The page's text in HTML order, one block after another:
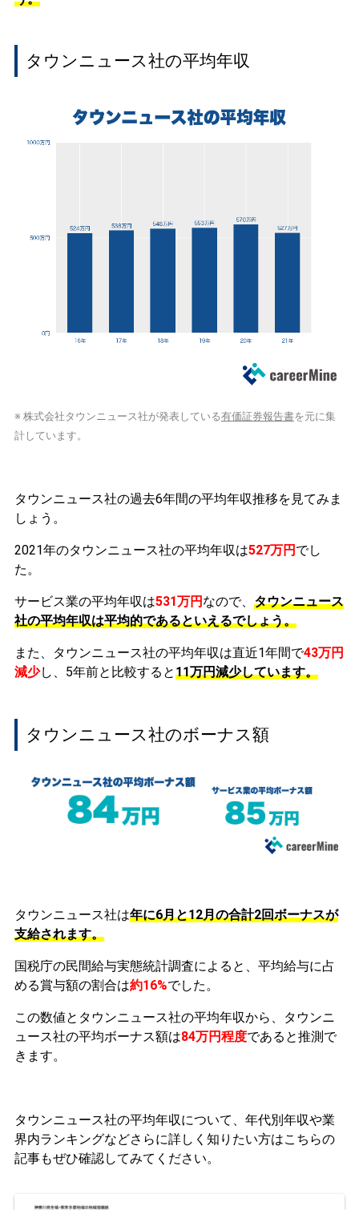
タウンニュース社の平均年収
※ 株式会社タウンニュース社が発表している有価証券報告書を元に集
計しています。
タウンニュース社の過去6年間の平均年収推移を見てみま
しょう。
2021年のタウンニュース社の平均年収は527万円 でし
た。
サービス業の平均年収は531万円 なので、 タウンニュース
社の平均年収は平均的であるといえるでしょう。
また、タウンニュース社の平均年収は直近1年間で43万円
減少し、5年前と比較すると11万円減少しています。
タウンニュース社のボーナス額
タウンニュース社は年に6月と12月の合計2回ボーナスが
支給されます。
国税庁の民間給与実態統計調査によると、平均給与に占
める賞与額の割合は約16%でした。
この数値とタウンニュース社の平均年収から、タウンニ
ュース社の平均ボーナス額は84万円程度であると推測で
きます。
タウンニュース社の平均年収について、年代別年収や業
界内ランキングなどさらに詳しく知りたい方はこちらの
記事もぜひ確認してみてください。